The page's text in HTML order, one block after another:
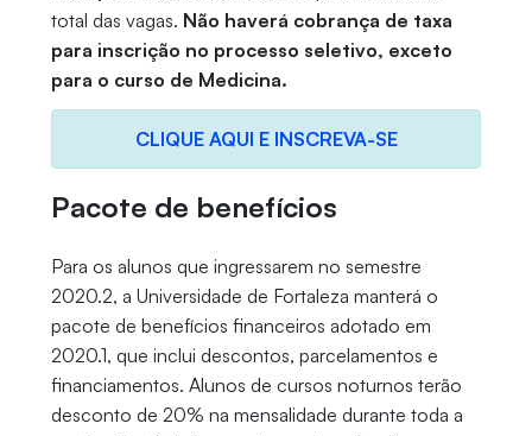
total das vagas. Não haverá cobrança de taxa
para inscrição no processo seletivo, exceto
para o curso de Medicina.
CLIQUE AQUI E INSCREVA-SE
Pacote de benefícios
Para os alunos que ingressarem no semestre
2020.2, a Universidade de Fortaleza manterá o
pacote de benefícios financeiros adotado em
2020.1, que inclui descontos, parcelamentos e
financiamentos. Alunos de cursos noturnos terão
desconto de 20% na mensalidade durante toda a